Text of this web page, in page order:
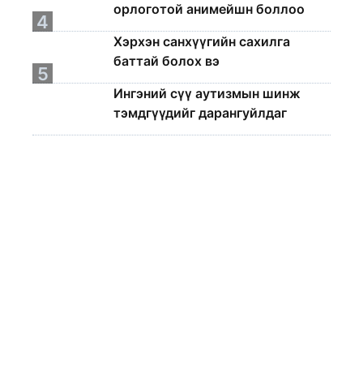
орлоготой анимейшн боллоо
4
Хэрхэн санхүүгийн сахилга
баттай болох вэ
5
Ингэний сүү аутизмын шинж
тэмдгүүдийг дарангуйлдаг